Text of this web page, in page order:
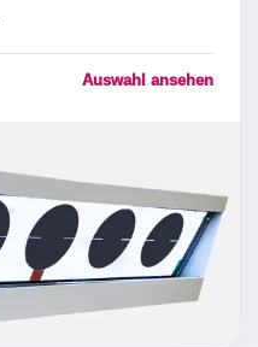
Auswahl ansehen